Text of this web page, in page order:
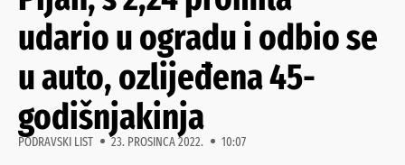
udario u ogradu i odbio se
u auto, ozlijeđena 45-
godišnjakinja
PODRAVSKI LIST 23. PROSINCA 2022. 10:07